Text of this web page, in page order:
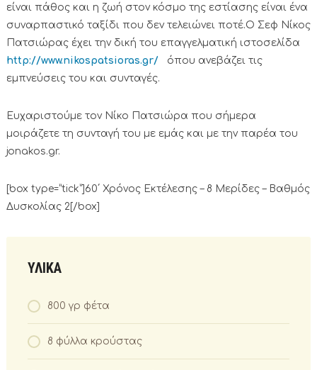
είναι πάθος και η ζωή στον κόσμο της εστίασης είναι ένα
συναρπαστικό ταξίδι που δεν τελειώνει ποτέ.Ο Σεφ Νίκος
Πατσιώρας έχει την δική του επαγγελματική ιστοσελίδα
http://www.nikospatsioras.gr/ όπου ανεβάζει τις
εμπνεύσεις του και συνταγές.
Ευχαριστούμε τον Νίκο Πατσιώρα που σήμερα
μοιράζετε τη συνταγή του με εμάς και με την παρέα του
jonakos.gr.
[box type=”tick”]60΄ Χρόνος Εκτέλεσης – 8 Μερίδες – Βαθμός
Δυσκολίας 2[/box]
ΥΛΙΚΑ
800 γρ φέτα
8 φύλλα κρούστας